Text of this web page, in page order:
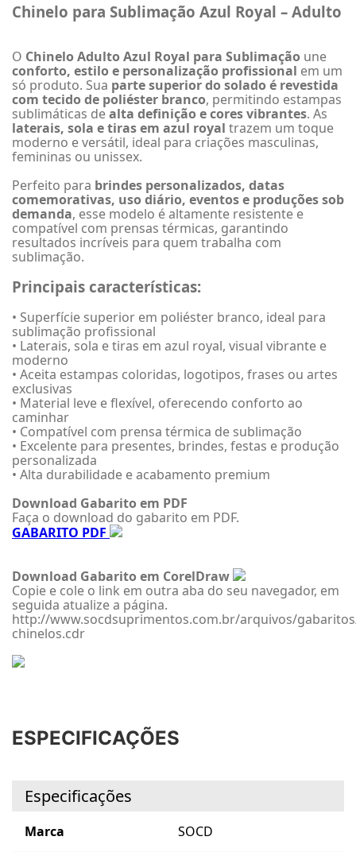
Chinelo para Sublimação Azul Royal – Adulto
O Chinelo Adulto Azul Royal para Sublimação une
conforto, estilo e personalização profissional em um
só produto. Sua parte superior do solado é revestida
com tecido de poliéster branco, permitindo estampas
sublimáticas dealta definição e cores vibrantes. As
laterais, sola e tiras em azul royal trazem um toque
moderno e versátil, ideal para criações masculinas,
femininas ou unissex.
Perfeito para brindes personalizados, datas
comemorativas, uso diário, eventos e produções sob
demanda, esse modelo é altamente resistente e
compatível com prensas térmicas, garantindo
resultados incríveis para quem trabalha com
sublimação.
Principais características:
• Superfície superior em poliéster branco, ideal para
sublimação profissional
• Laterais, sola e tiras em azul royal, visual vibrante e
moderno
• Aceita estampas coloridas, logotipos, frases ou artes
exclusivas
• Material leve e flexível, oferecendo conforto ao
caminhar
• Compatível com prensa térmica de sublimação
• Excelente para presentes, brindes, festas e produção
personalizada
• Alta durabilidade e acabamento premium
Download Gabarito em PDF
Faça o download do gabarito em PDF.
GABARITO PDF
Download Gabarito em CorelDraw
Copie e cole o link em outra aba do seu navegador, em
seguida atualize a página.
http://www.socdsuprimentos.com.br/arquivos/
chinelos.cdr
ESPECIFICAÇÕES
Especificações
Marca SOCD